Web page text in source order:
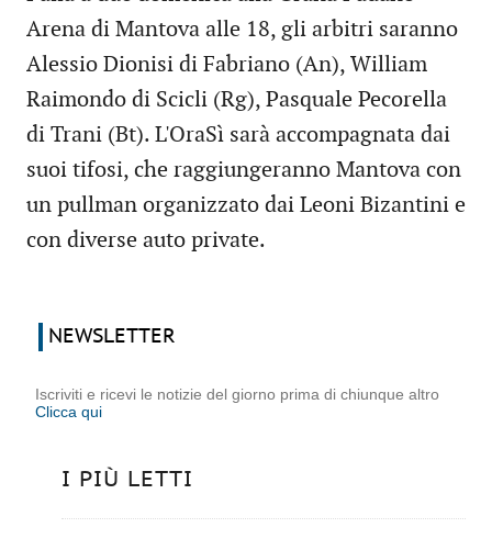
Arena di Mantova alle 18, gli arbitri saranno
Alessio Dionisi di Fabriano (An), William
Raimondo di Scicli (Rg), Pasquale Pecorella
di Trani (Bt). L'OraSì sarà accompagnata dai
suoi tifosi, che raggiungeranno Mantova con
un pullman organizzato dai Leoni Bizantini e
con diverse auto private.
NEWSLETTER
Iscriviti e ricevi le notizie del giorno prima di chiunque altro
Clicca qui
I PIÙ LETTI